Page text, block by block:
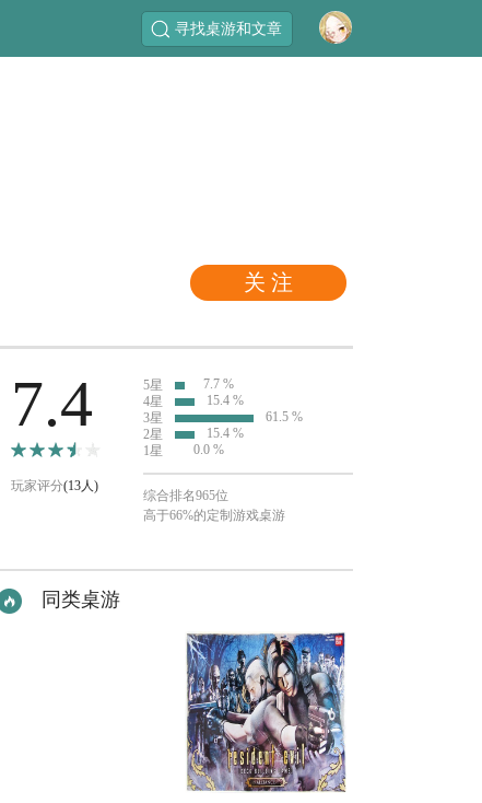
寻找桌游和文章
关 注
7.4
玩家评分(13人)
5星
7.7 %
4星
15.4 %
3星
61.5 %
2星
15.4 %
1星
0.0 %
综合排名965位
高于66%的定制游戏桌游
同类桌游